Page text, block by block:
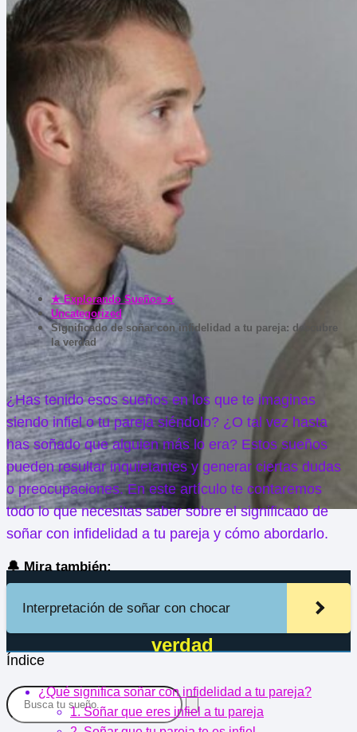
infidelidad a tu pareja: descubre la
verdad
★ Explorando Sueños ★
Uncategorized
Significado de soñar con infidelidad a tu pareja: descubre
la verdad
¿Has tenido esos sueños en los que te imaginas
siendo infiel o tu pareja siéndolo? ¿O tal vez hasta
has soñado que alguien más lo era? Estos sueños
pueden resultar inquietantes y generar ciertas dudas
o preocupaciones. En este artículo te contaremos
todo lo que necesitas saber sobre el significado de
soñar con infidelidad a tu pareja y cómo abordarlo.
🔔 Mira también:
Interpretación de soñar con chocar
Índice
¿Qué significa soñar con infidelidad a tu pareja?
1. Soñar que eres infiel a tu pareja